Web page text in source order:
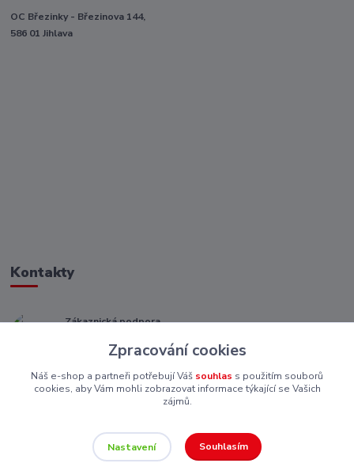
OC Březinky - Březinova 144,
586 01 Jihlava
Kontakty
Zákaznická podpora
(Po-Pá, 8-16 hod.)
eshop@piskutekzs.cz
Zpracování cookies
Náš e-shop a partneři potřebují Váš souhlas s použitím souborů
cookies, aby Vám mohli zobrazovat informace týkající se Vašich
zájmů.
Nastavení Souhlasím